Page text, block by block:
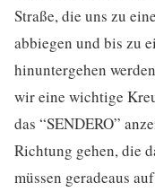
Straße, die uns zu
abbiegen und bis zu
hinuntergehen
wir eine wichtige
das “SENDERO”
Richtung gehen, die
müssen geradeaus